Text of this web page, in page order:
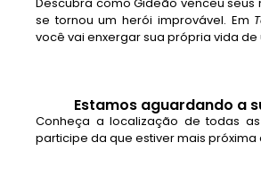
se tornou um herói improvável. Em
você vai enxergar sua própria vida
Estamos aguardando a
Conheça a localização de todas
participe da que estiver mais próxima